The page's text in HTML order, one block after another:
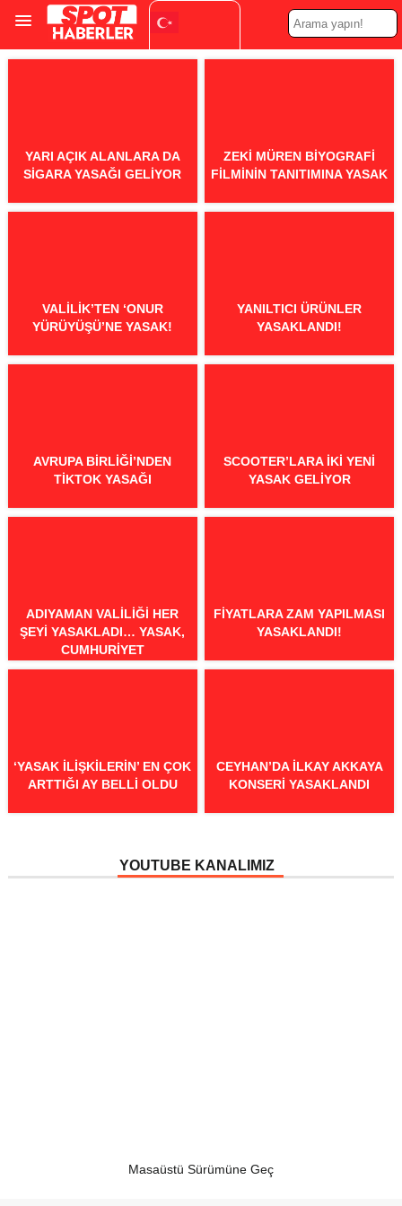
Turkish
YARI AÇIK ALANLARA DA
SIGARA YASAĞI GELIYOR
ZEKI MÜREN BIYOGRAFI
FILMININ TANITIMINA YASAK
VALILIK’TEN ‘ONUR
YÜRÜYÜŞÜ’NE YASAK!
YANILTICI ÜRÜNLER
YASAKLANDI!
AVRUPA BIRLIĞI’NDEN
TIKTOK YASAĞI
SCOOTER’LARA IKI YENI
YASAK GELIYOR
ADIYAMAN VALILIĞI HER
ŞEYI YASAKLADI… YASAK,
CUMHURIYET
BAYRAMI’NDAN HEMEN
FIYATLARA ZAM YAPILMASI
YASAKLANDI!
‘YASAK ILIŞKILERIN’ EN ÇOK
ARTTIĞI AY BELLI OLDU
CEYHAN’DA İLKAY AKKAYA
KONSERI YASAKLANDI
YOUTUBE KANALIMIZ
Masaüstü Sürümüne Geç